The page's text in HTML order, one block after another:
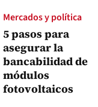
Mercados y política
5 pasos para
asegurar la
bancabilidad de
módulos
fotovoltaicos